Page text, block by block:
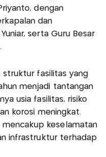
dengan
dan
serta Guru Besar
struktur fasilitas yang
menjadi tantangan
usia fasilitas, risiko
korosi meningkat.
mencakup keselamatan
infrastruktur terhadap